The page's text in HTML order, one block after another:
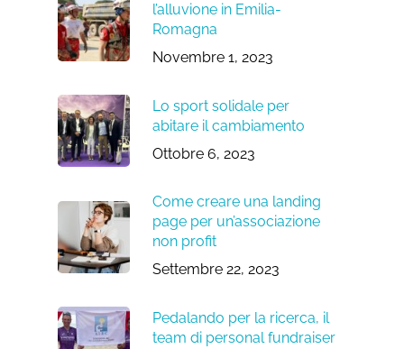
l’alluvione in Emilia-
Romagna
Novembre 1, 2023
Lo sport solidale per
abitare il cambiamento
Ottobre 6, 2023
Come creare una landing
page per un’associazione
non profit
Settembre 22, 2023
Pedalando per la ricerca, il
team di personal fundraiser